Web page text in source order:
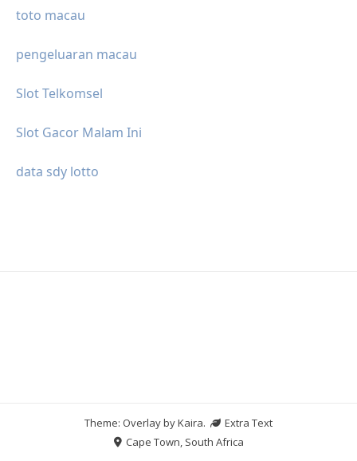
toto macau
pengeluaran macau
Slot Telkomsel
Slot Gacor Malam Ini
data sdy lotto
Theme: Overlay byKaira.
Extra Text
Cape Town, South Africa